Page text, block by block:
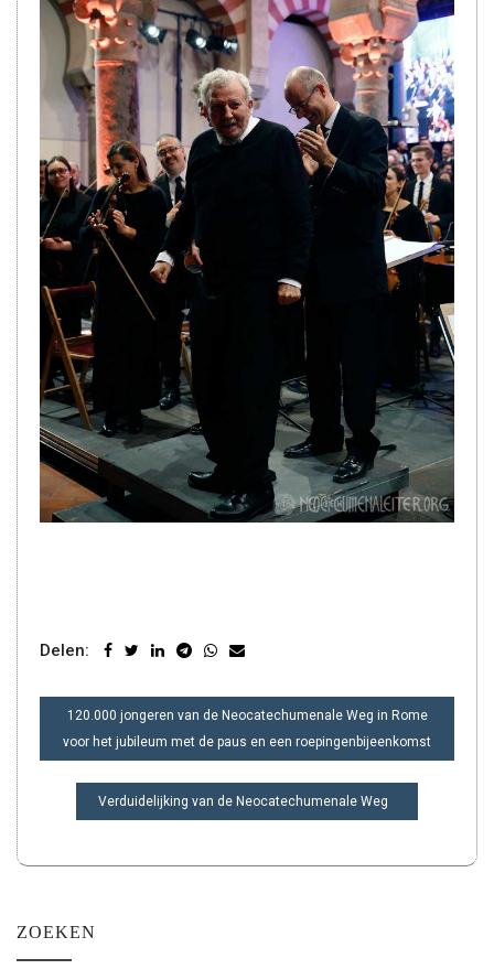
Delen:
BERICHT
NAVIGATIE
120.000 jongeren van de Neocatechumenale Weg in Rome
voor het jubileum met de paus en een roepingenbijeenkomst
Verduidelijking van de Neocatechumenale Weg
ZOEKEN